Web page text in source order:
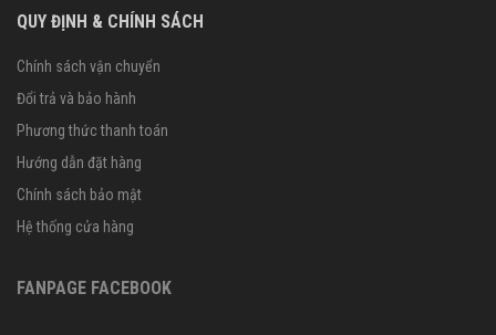
QUY ĐỊNH & CHÍNH SÁCH
Chính sách vận chuyển
Đổi trả và bảo hành
Phương thức thanh toán
Hướng dẫn đặt hàng
Chính sách bảo mật
Hệ thống cửa hàng
FANPAGE FACEBOOK